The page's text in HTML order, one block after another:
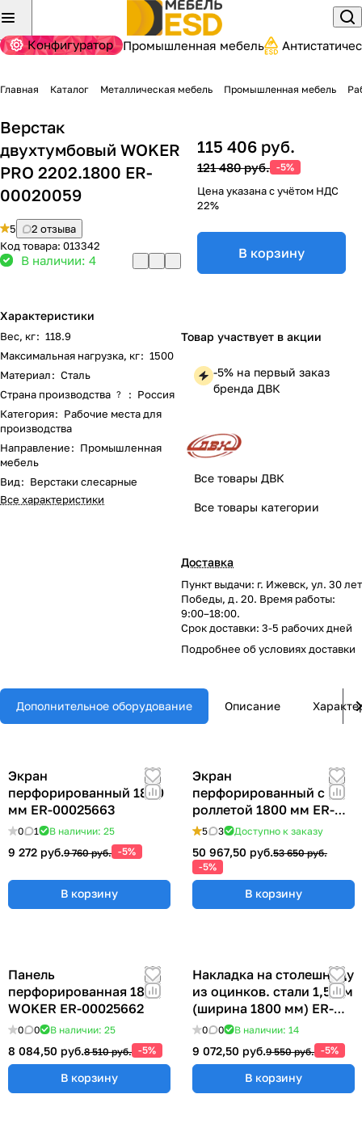
Конфигуратор Промышленная мебель
Главная Каталог Металлическая мебель Промышленная мебель
Верстак
двухтумбовый WOKER
PRO 2202.1800 ER-
00020059
5
2 отзыва
Код товара: 013342
В наличии: 4
Характеристики
Вес, кг: 118.9
Максимальная нагрузка, кг: 1500
Материал: Сталь
Страна производства ? : Россия
Категория: Рабочие места для
производства
Направление: Промышленная
мебель
Вид: Верстаки слесарные
Все характеристики
115 406 руб.
121 480 руб. -5%
Цена указана с учётом НДС
22%
В корзину
Товар участвует в акции
-5% на первый заказ
бренда ДВК
Все товары ДВК
Все товары категории
Доставка
Пункт выдачи: г. Ижевск, ул. 30 лет
Победы, д. 20. Время работы:
9:00–18:00.
Срок доставки: 3-5 рабочих дней
Подробнее обусловиях доставки
Дополнительное оборудование Описание
Экран
перфорированный 1800
мм ER-00025663
0 1 В наличии: 25
9 272 руб.9 760 руб. -5%
В корзину
Экран
перфорированный с
роллетой 1800 мм ER-
00020793
5 3 Доступно к заказу
50 967,50 руб.53 650 руб.
-5%
В корзину
Панель
перфорированная 1800
WOKER ER-00025662
0 0 В наличии: 25
8 084,50 руб.8 510 руб. -5%
В корзину
Накладка на столешницу
из оцинков. стали 1,5 мм
(ширина 1800 мм) ER-
00019003
0 0 В наличии: 14
9 072,50 руб.9 550 руб. -5%
В корзину